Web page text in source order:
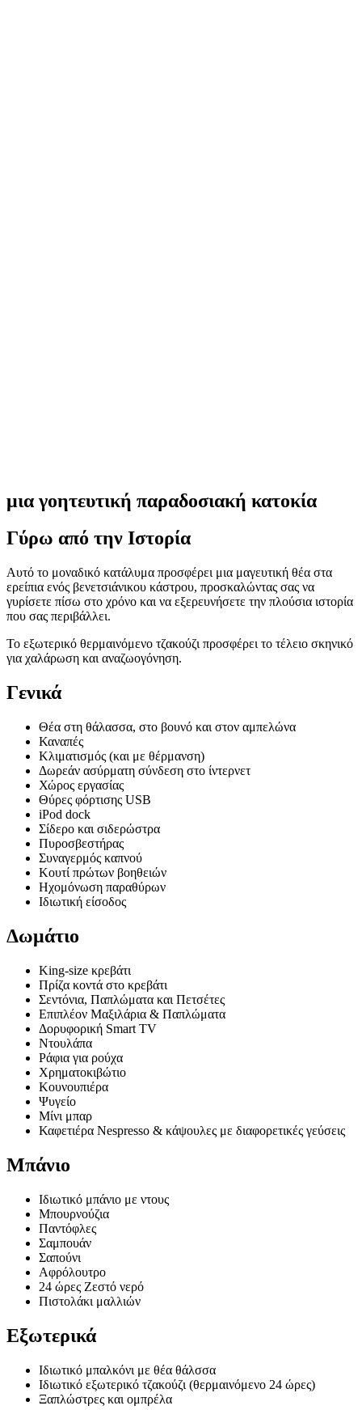
μια γοητευτική παραδοσιακή κατοκία
Γύρω από την Ιστορία
Αυτό το μοναδικό κατάλυμα προσφέρει μια μαγευτική θέα στα
ερείπια ενός βενετσιάνικου κάστρου, προσκαλώντας σας να
γυρίσετε πίσω στο χρόνο και να εξερευνήσετε την πλούσια ιστορία
που σας περιβάλλει.
Το εξωτερικό θερμαινόμενο τζακούζι προσφέρει το τέλειο σκηνικό
για χαλάρωση και αναζωογόνηση.
Γενικά
Θέα στη θάλασσα, στο βουνό και στον αμπελώνα
Καναπές
Κλιματισμός (και με θέρμανση)
Δωρεάν ασύρματη σύνδεση στο ίντερνετ
Χώρος εργασίας
Θύρες φόρτισης USB
iPod dock
Σίδερο και σιδερώστρα
Πυροσβεστήρας
Συναγερμός καπνού
Κουτί πρώτων βοηθειών
Ηχομόνωση παραθύρων
Ιδιωτική είσοδος
Δωμάτιο
King-size κρεβάτι
Πρίζα κοντά στο κρεβάτι
Σεντόνια, Παπλώματα και Πετσέτες
Επιπλέον Μαξιλάρια & Παπλώματα
Δορυφορική Smart TV
Ντουλάπα
Ράφια για ρούχα
Χρηματοκιβώτιο
Κουνουπιέρα
Ψυγείο
Μίνι μπαρ
Καφετιέρα Nespresso & κάψουλες με διαφορετικές γεύσεις
Μπάνιο
Ιδιωτικό μπάνιο με ντους
Μπουρνούζια
Παντόφλες
Σαμπουάν
Σαπούνι
Αφρόλουτρο
24 ώρες Ζεστό νερό
Πιστολάκι μαλλιών
Εξωτερικά
Ιδιωτικό μπαλκόνι με θέα θάλσσα
Ιδιωτικό εξωτερικό τζακούζι (θερμαινόμενο 24 ώρες)
Ξαπλώστρες και ομπρέλα